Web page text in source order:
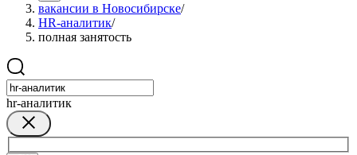
вакансии в Новосибирске/
HR-аналитик/
полная занятость
hr-аналитик